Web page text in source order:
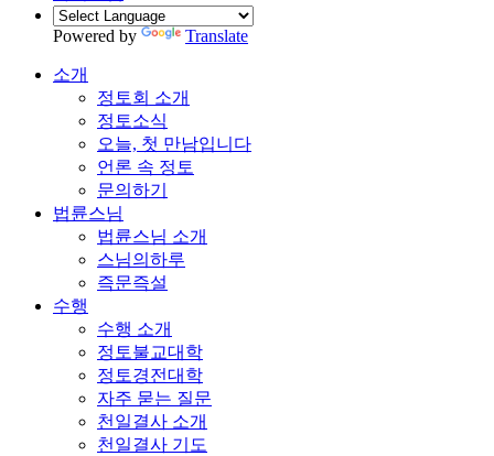
Powered by Translate
소개
정토회 소개
정토소식
오늘, 첫 만남입니다
언론 속 정토
문의하기
법륜스님
법륜스님 소개
스님의하루
즉문즉설
수행
수행 소개
정토불교대학
정토경전대학
자주 묻는 질문
천일결사 소개
천일결사 기도